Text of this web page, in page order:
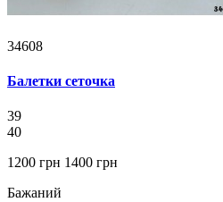
34608
Балетки сеточка
39
40
1200 грн 1400 грн
Бажаний